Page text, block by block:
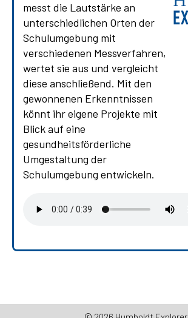
messt die Lautstärke an
unterschiedlichen Orten der
Schulumgebung mit
verschiedenen Messverfahren,
wertet sie aus und vergleicht
diese anschließend. Mit den
gewonnenen Erkenntnissen
könnt ihr eigene Projekte mit
Blick auf eine
gesundheitsförderliche
Umgestaltung der
Schulumgebung entwickeln.